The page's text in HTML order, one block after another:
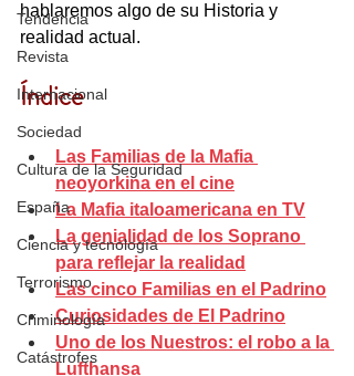
Tendencia
Revista
Internacional
Sociedad
Cultura de la Seguridad
España
Ciencia y tecnología
Terrorismo
Criminología
Catástrofes
hablaremos algo de su Historia y
realidad actual.
Índice
Las Familias de la Mafia
neoyorkina en el cine
La Mafia italoamericana en TV
La genialidad de los Soprano
para reflejar la realidad
Las cinco Familias en el Padrino
Curiosidades de El Padrino
Uno de los Nuestros: el robo a la
Lufthansa